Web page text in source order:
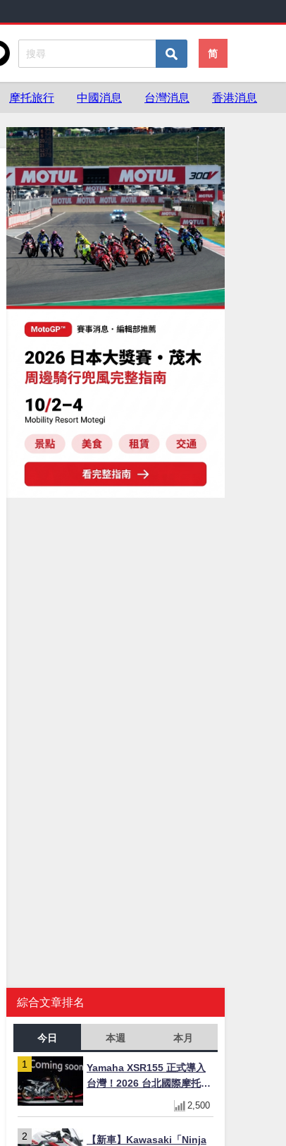
简
摩托旅行 中國消息 台灣消息 香港消息
綜合文章排名
今日 本週 本月
Yamaha XSR155 正式導入
台灣！2026 台北國際摩托車
展亮相，70 週年紀念版
YZF-R 系列限量追加販售
2,500
【新車】Kawasaki「Ninja